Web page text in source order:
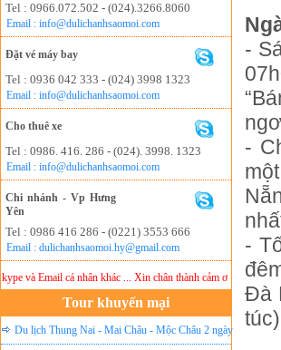
Tel : 0966.072.502 - (024).3266.8060
Email : info@dulichanhsaomoi.com
Đặt vé máy bay
Tel : 0936 042 333 - (024) 3998 1323
Email : info@dulichanhsaomoi.com
Cho thuê xe
Tel : 0986. 416. 286 - (024). 3998. 1323
Email : info@dulichanhsaomoi.com
Chi nhánh - Vp Hưng
Yên
Tel : 0986 416 286 - (0221) 3553 666
Email : dulichanhsaomoi.hy@gmail.com
Lưu ý:DU
Email cá nhân khác ... Xin chân thành cảm ơn!
Tour khuyến mại
Du lịch Thung Nai - Mai Châu - Mộc Châu 2 ngày
-
-
-
Đà
túc)